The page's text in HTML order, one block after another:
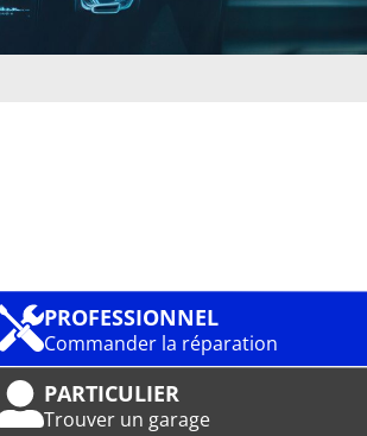
PROFESSIONNEL
Commander la réparation
PARTICULIER
Trouver un garage